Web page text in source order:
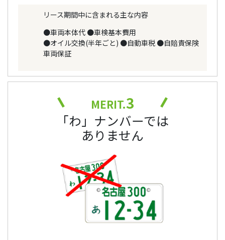
リース期間中に含まれる主な内容
●車両本体代 ●車検基本費用
●オイル交換(半年ごと) ●自動車税 ●自賠責保険
車両保証
MERIT.3
「わ」ナンバーでは
ありません